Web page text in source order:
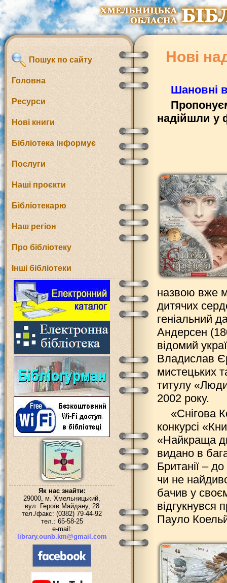
Пошук по сайту
Головна
Ресурси
Нові книги
Бібліотека інформує
Послуги
Наші проєкти
Бібліотекарю
Наш регіон
Про бібліотеку
Інші бібліотеки
Як нас знайти:
29000, м. Хмельницький,
вул. Героїв Майдану, 28
тел./факс: (0382) 79-44-92
тел.: 65-58-25
e-mail:
library.ounb.km@gmail.com
Нові
Шановні
надійшли у
назвою вже
дитячих
геніальний
Андерсен
відомий
Владислав
мистецьких
титулу
2002 року.
«Снігова
конкурсі
«Найкраща
видано в
Британії –
чи не
бачив у
відгукнувся
Пауло